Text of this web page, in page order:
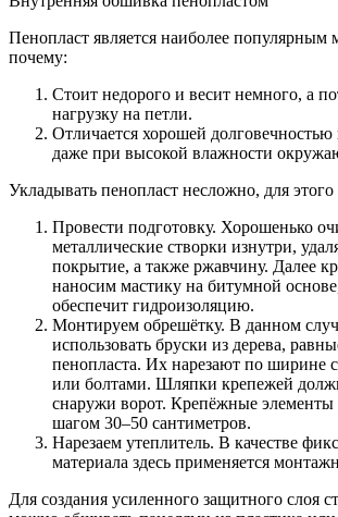
Пенопласт является наиболее популярным
почему:
Стоит недорого и весит немного, а
нагрузку на петли.
Отличается хорошей долговечностью
даже при высокой влажности
Укладывать пенопласт несложно, для
Провести подготовку. Хорошенько
металлические створки изнутри,
покрытие, а также ржавчину. Далее
наносим мастику на битумной
обеспечит гидроизоляцию.
Монтируем обрешётку. В данном
использовать бруски из дерева,
пенопласта. Их нарезают по ширине
или болтами. Шляпки крепежей
снаружи ворот. Крепёжные элементы
шагом 30–50 сантиметров.
Нарезаем утеплитель. В качестве
материала здесь применяется
Для создания усиленного защитного слоя